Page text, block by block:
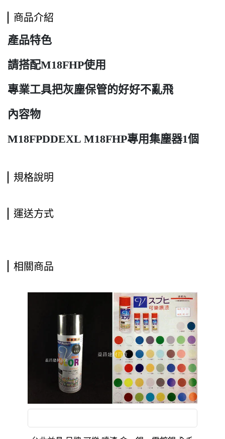
商品介紹
產品特色
請搭配M18FHP使用
專業工具把灰塵保管的好好不亂飛
內容物
M18FPDDEXL M18FHP專用集塵器1個
規格說明
運送方式
相關商品